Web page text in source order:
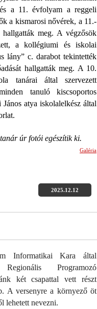
a 11. évfolyam a reggeli
a kismarosi nővérek, a 11.-
hallgatták meg. A végzősök
a kollégiumi és iskolai
lány” c. darabot tekintették
hallgatták meg. A 10.
tanárai által szervezett
tanuló kiscsoportos
atya iskolalelkész által
úr fotói egészítik ki.
Galéria
2025.12.12
Informatikai Kara által
Programozó
két csapattal vett részt
A versenyre a környező öt
lehetett nevezni.